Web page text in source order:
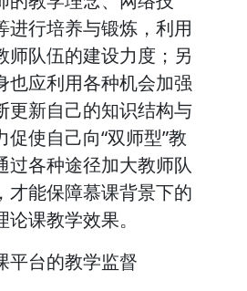
进行培养与锻炼，利用
师队伍的建设力度；另
也应利用各种机会加强
更新自己的知识结构与
使自己向“双师型”教
过各种途径加大教师队
才能保障慕课背景下的
课教学效果。
平台的教学监督